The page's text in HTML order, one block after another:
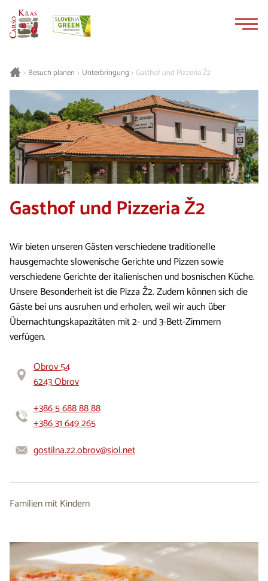
> Besuch planen > Unterbringung >Gasthof und Pizzeria Ž2
Gasthof und Pizzeria Ž2
Wir bieten unseren Gästen verschiedene traditionelle
hausgemachte slowenische Gerichte und Pizzen sowie
verschiedene Gerichte der italienischen und bosnischen Küche.
Unsere Besonderheit ist die Pizza Ž2. Zudem können sich die
Gäste bei uns ausruhen und erholen, weil wir auch über
Übernachtungskapazitäten mit 2- und 3-Bett-Zimmern
verfügen.
Obrov 54
6243 Obrov
+386 5 688 88 88
+386 31 649 265
gostilna.z2.obrov@siol.net
Familien mit Kindern